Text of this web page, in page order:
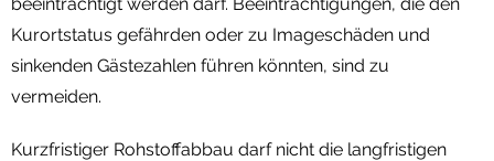
Kurortstatus gefährden oder zu Imageschäden und
sinkenden Gästezahlen führen könnten, sind zu
vermeiden.
Kurzfristiger Rohstoffabbau darf nicht die langfristigen